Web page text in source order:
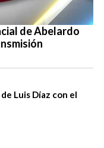
de Abelardo
Luis Díaz con el